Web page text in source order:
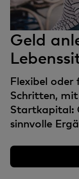
Geld
Flexibel oder
Schritten,
Startkapital:
sinnvolle
Wie
sein?
Sie wollen
Preis eines zu
klare
Bei uns sind